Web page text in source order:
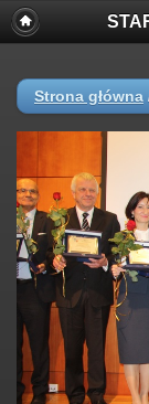
Strona główna